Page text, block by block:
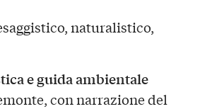
naturalistico,
e guida ambientale
con narrazione del